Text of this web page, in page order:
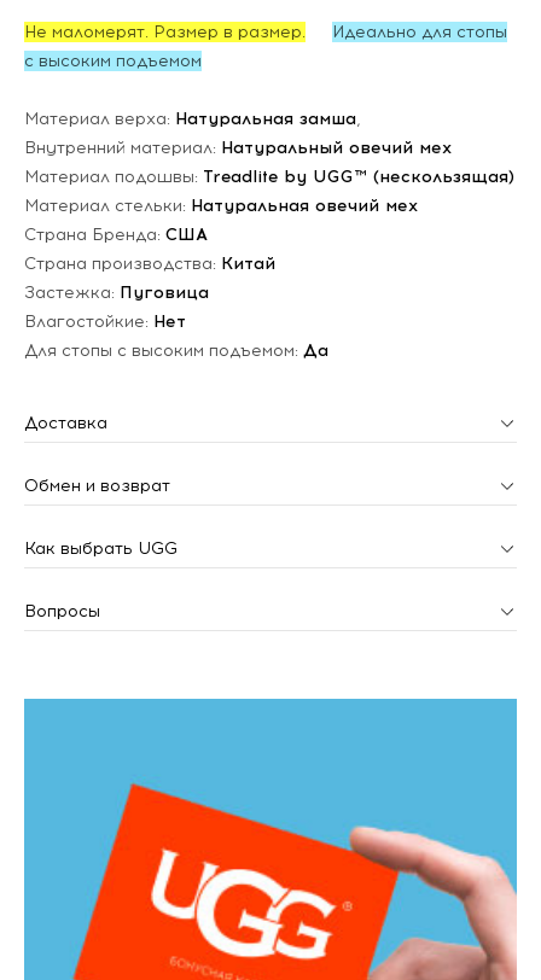
Не маломерят. Размер в размер.
Идеально для стопы
с высоким подъемом
Материал верха: Натуральная замша,
Внутренний материал: Натуральный овечий мех
Материал подошвы: Treadlite by UGG™ (нескользящая)
Материал стельки: Натуральная овечий мех
Страна Бренда: США
Страна производства: Китай
Застежка: Пуговица
Влагостойкие: Нет
Для стопы с высоким подъемом: Да
Доставка
Обмен и возврат
Как выбрать UGG
Вопросы